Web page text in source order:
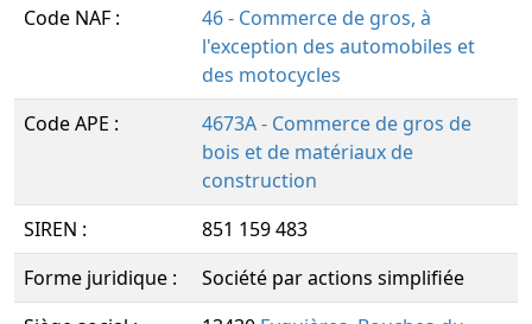
Code NAF :
46 - Commerce de gros, à
l'exception des automobiles et
des motocycles
Code APE :
4673A - Commerce de gros de
bois et de matériaux de
construction
SIREN :
851 159 483
Forme juridique :
Société par actions simplifiée